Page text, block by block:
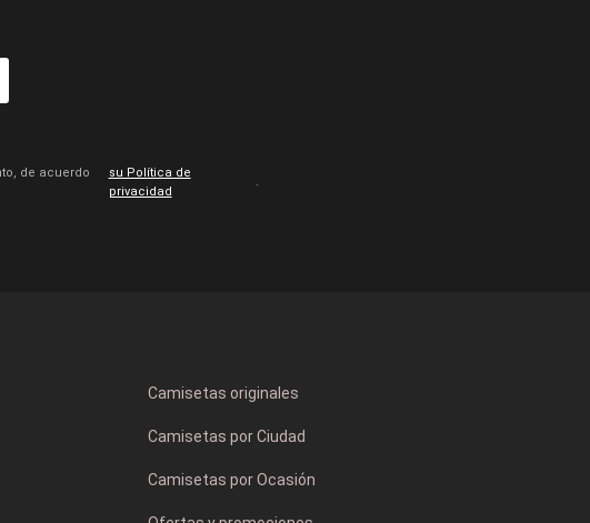
de acuerdo
su Política de
privacidad
.
Camisetas originales
Camisetas por Ciudad
Camisetas por Ocasión